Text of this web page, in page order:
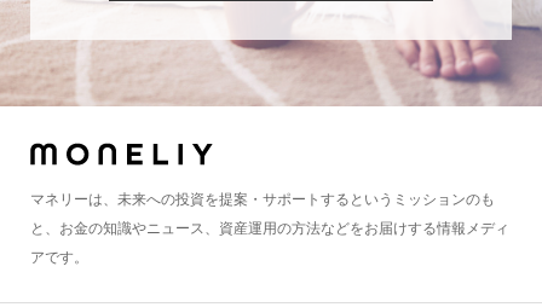
マネリーは、未来への投資を提案・サポートするというミッションのも
と、お金の知識やニュース、資産運用の方法などをお届けする情報メディ
アです。